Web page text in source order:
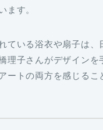
ます。
ている浴衣や扇子は、
理子さんがデザインを
ートの両方を感じるこ